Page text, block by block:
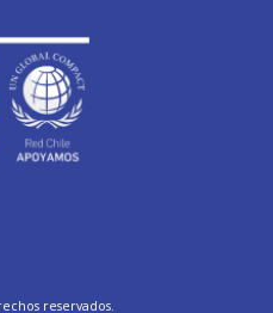
reservados.